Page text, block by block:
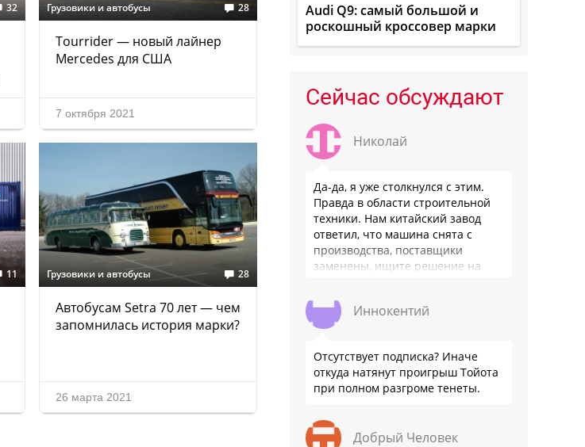
32 Грузовики и автобусы 28
Tourrider — новый лайнер
Mercedes для США
7 октября 2021
11 Грузовики и автобусы 28
Автобусам Setra 70 лет — чем
запомнилась история марки?
26 марта 2021
Audi Q9: самый большой и
роскошный кроссовер марки
Сейчас обсуждают
Николай
Да-да, я уже столкнулся с этим.
Правда в области строительной
техники. Нам китайский завод
ответил, что машина снята с
производства, поставщики
заменены, ищите решение на
официальном бланке …
Иннокентий
Отсутствует подписка? Иначе
откуда натянут проигрыш Тойота
при полном разгроме тенеты.
Добрый Человек